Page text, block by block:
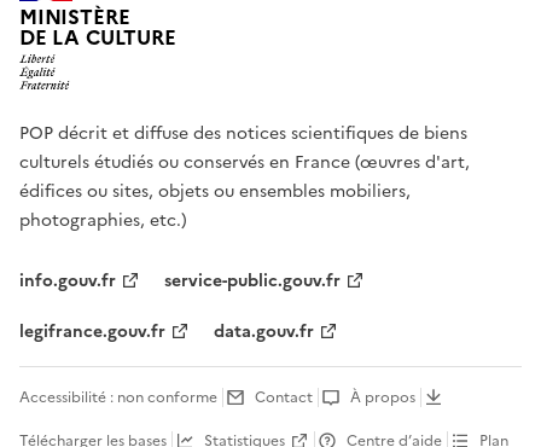
MINISTÈRE
DE LA CULTURE
POP décrit et diffuse des notices scientifiques de biens
culturels étudiés ou conservés en France (œuvres d'art,
édifices ou sites, objets ou ensembles mobiliers,
photographies, etc.)
info.gouv.fr
service-public.gouv.fr
legifrance.gouv.fr
data.gouv.fr
Accessibilité : non conforme Contact
À propos
Télécharger les bases
Statistiques Centre d’aide Plan